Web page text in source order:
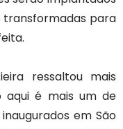
transformadas para
ressaltou mais
aqui é mais um de
em São